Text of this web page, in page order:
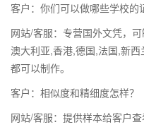
客户：你们可以做哪些学校的
网站/客服：专营国外文凭，
澳大利亚,香港,德国,法国,新
都可以制作。
客户：相似度和精细度怎样？
网站/客服：提供样本给客户